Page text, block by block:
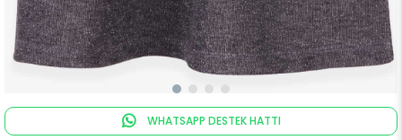
WHATSAPP DESTEK HATTI